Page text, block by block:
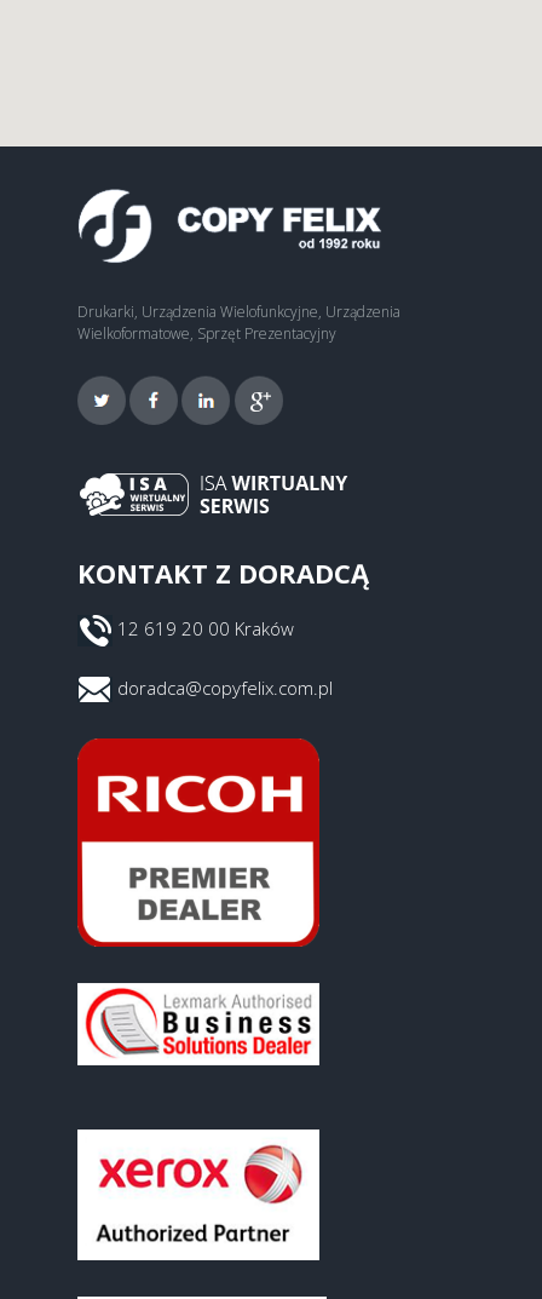
Drukarki, Urządzenia Wielofunkcyjne, Urządzenia
Wielkoformatowe, Sprzęt Prezentacyjny
KONTAKT Z DORADCĄ
12 619 20 00 Kraków
doradca@copyfelix.com.pl